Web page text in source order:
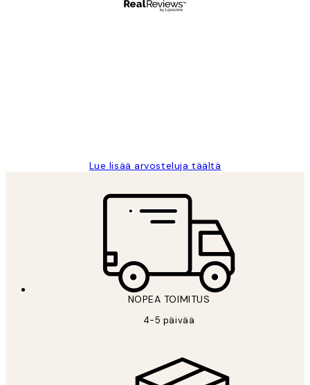
Lue lisää arvosteluja täältä
NOPEA TOIMITUS
4-5 päivää